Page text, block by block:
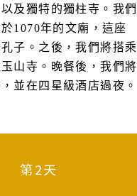
及獨特的獨柱寺。我們
1070年的文廟，這座
子。之後，我們將搭乘
山寺。晚餐後，我們將
並在四星級酒店過夜。
第2天